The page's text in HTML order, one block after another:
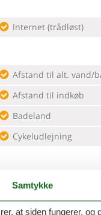
Internet (trådløst)
Afstand til alt. vand/
Afstand til indkøb
Badeland
Cykeludlejning
Ventilator
Samtykke
at siden fungerer,